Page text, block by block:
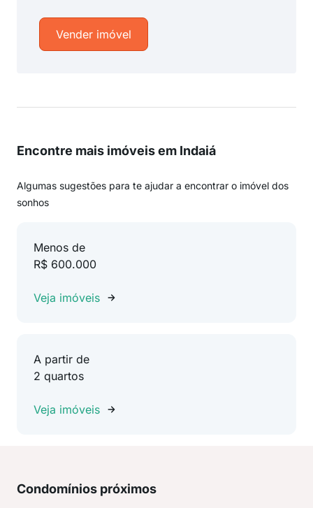
Vender imóvel
Encontre mais imóveis em Indaiá
Algumas sugestões para te ajudar a encontrar o imóvel dos
sonhos
Menos de
R$ 600.000
Veja imóveis
A partir de
2 quartos
Veja imóveis
Condomínios próximos